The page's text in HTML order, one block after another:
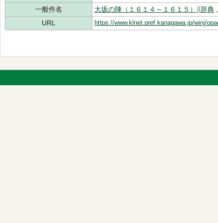
一般件名
大坂の陣（１６１４～１６１５）∥辞典
URL
https://www.klnet.pref.kanagawa.jp/winj/